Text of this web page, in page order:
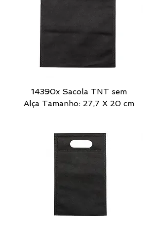
14390x Sacola TNT sem
Alça Tamanho: 27,7 X 20 cm